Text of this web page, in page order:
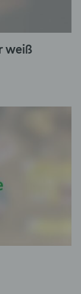
weiß